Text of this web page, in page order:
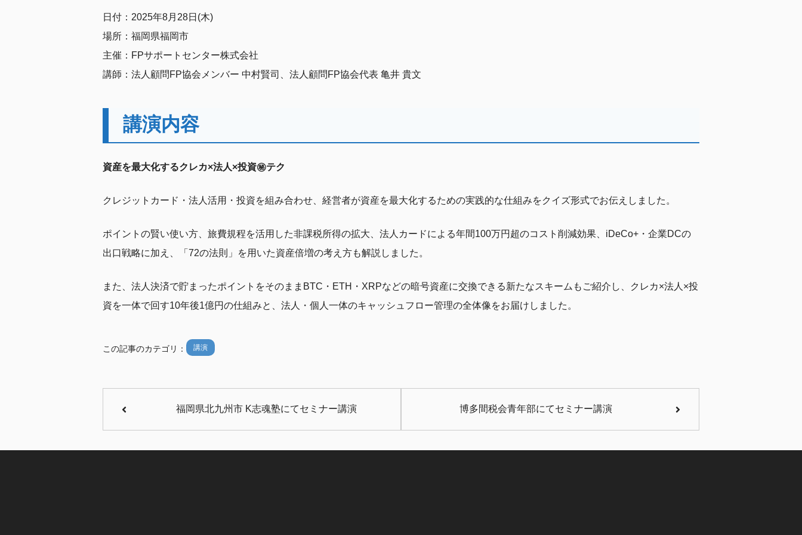
日付：2025年8月28日(木)
場所：福岡県福岡市
主催：FPサポートセンター株式会社
講師：法人顧問FP協会メンバー 中村賢司、法人顧問FP協会代表 亀井 貴文
講演内容
資産を最大化するクレカ×法人×投資㊙テク
クレジットカード・法人活用・投資を組み合わせ、経営者が資産を最大化するための実践的な仕組みをクイズ形式でお伝えしました。
ポイントの賢い使い方、旅費規程を活用した非課税所得の拡大、法人カードによる年間100万円超のコスト削減効果、iDeCo+・企業DCの
出口戦略に加え、「72の法則」を用いた資産倍増の考え方も解説しました。
また、法人決済で貯まったポイントをそのままBTC・ETH・XRPなどの暗号資産に交換できる新たなスキームもご紹介し、クレカ×法人×投
資を一体で回す10年後1億円の仕組みと、法人・個人一体のキャッシュフロー管理の全体像をお届けしました。
この記事のカテゴリ： 講演
福岡県北九州市 K志魂塾にてセミナー講演 博多間税会青年部にてセミナー講演